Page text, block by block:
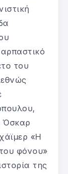
του
Όσκαρ
«Η
φόνου»
της